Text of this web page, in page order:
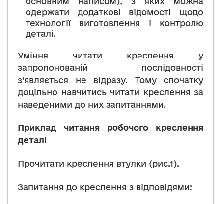
одержати додаткові відомості щодо
технології виготовлення і контролю
деталі.
Уміння читати креслення у
запропонованій послідовності
з’являється не відразу. Тому спочатку
доцільно навчитись читати креслення за
наведеними до них запитаннями.
Приклад читання робочого креслення
деталі
Прочитати креслення втулки (рис.1).
Запитання до креслення з відповідями: